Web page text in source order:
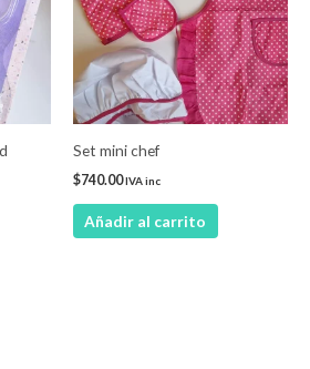
Set mini chef
$740.00IVA inc
Añadir al carrito